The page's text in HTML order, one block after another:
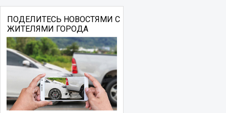
ПОДЕЛИТЕСЬ НОВОСТЯМИ С
ЖИТЕЛЯМИ ГОРОДА